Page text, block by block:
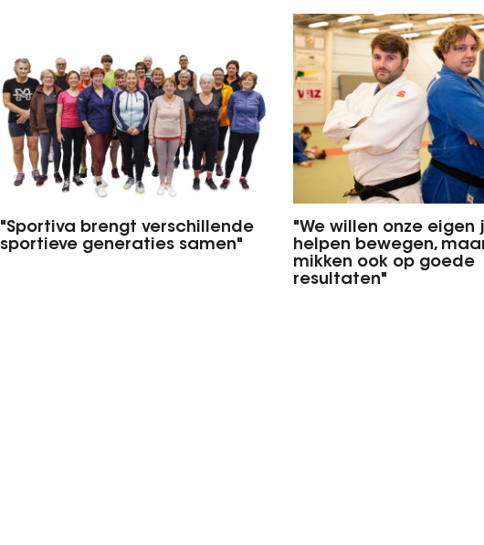
"Sportiva brengt verschillende
sportieve generaties samen"
"We willen onze eigen
helpen bewegen,
mikken ook op goede
resultaten"